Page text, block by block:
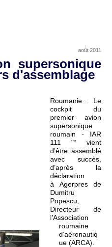
août 2011
supersonique
d'assemblage
Roumanie : Le
cockpit du
premier avion
supersonique
roumain - IAR
111 "“ vient
d’être assemblé
avec succès,
d’après la
déclaration
à Agerpres de
Dumitru
Popescu,
Directeur de
l’Association
roumaine
d’aéronautiq
ue (ARCA).